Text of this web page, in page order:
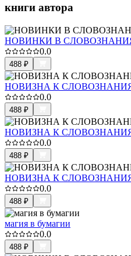
книги автора
НОВИНКИ В
0.0
488 ₽
НОВИЗНА К
0.0
488 ₽
НОВИЗНА К
0.0
488 ₽
НОВИЗНА К
0.0
488 ₽
магия в бумагии
0.0
488 ₽